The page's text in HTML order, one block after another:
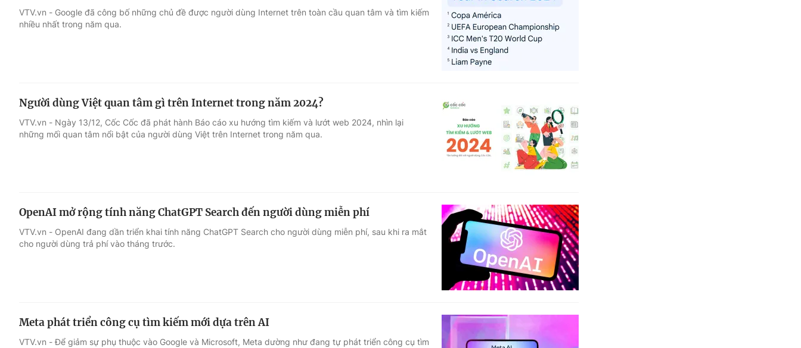
VTV.vn - Google đã công bố những chủ đề được người dùng Internet trên toàn cầu quan tâm và tìm kiếm
nhiều nhất trong năm qua.
Người dùng Việt quan tâm gì trên Internet trong năm 2024?
VTV.vn - Ngày 13/12, Cốc Cốc đã phát hành Báo cáo xu hướng tìm kiếm và lướt web 2024, nhìn lại
những mối quan tâm nổi bật của người dùng Việt trên Internet trong năm qua.
OpenAI mở rộng tính năng ChatGPT Search đến người dùng miễn phí
VTV.vn - OpenAI đang dần triển khai tính năng ChatGPT Search cho người dùng miễn phí, sau khi ra mắt
cho người dùng trả phí vào tháng trước.
Meta phát triển công cụ tìm kiếm mới dựa trên AI
VTV.vn - Để giảm sự phụ thuộc vào Google và Microsoft, Meta dường như đang tự phát triển công cụ tìm